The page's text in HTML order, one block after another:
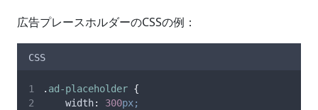
広告プレースホルダーのCSSの例：
CSS
. ad-placeholder {
width: 300px;